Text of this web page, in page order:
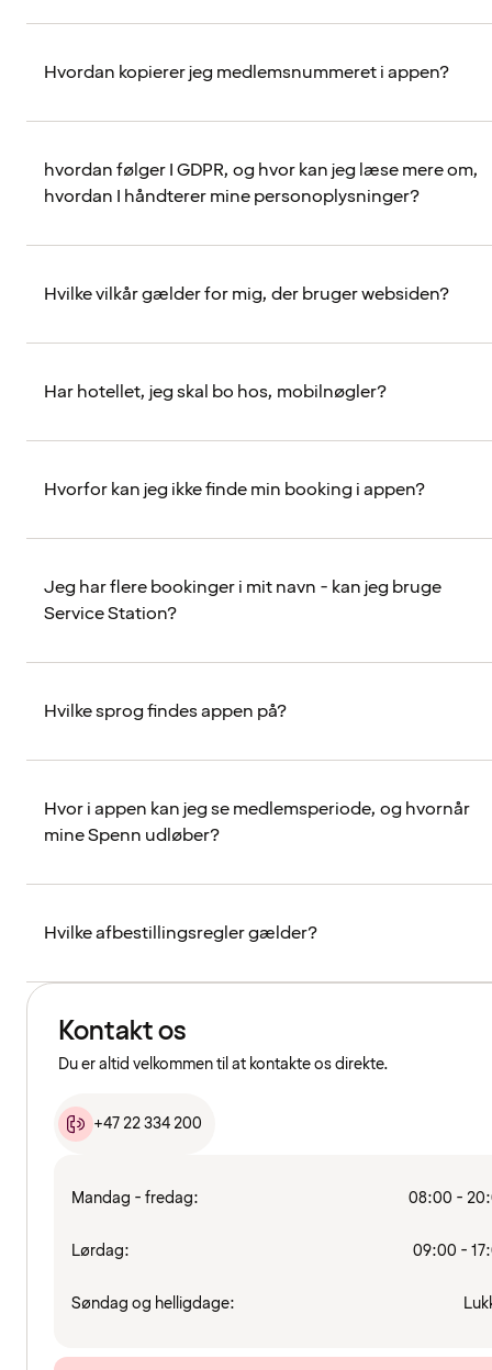
Hvordan kopierer jeg medlemsnummeret i appen?
hvordan følger I GDPR, og hvor kan jeg læse mere om,
hvordan I håndterer mine personoplysninger?
Hvilke vilkår gælder for mig, der bruger websiden?
Har hotellet, jeg skal bo hos, mobilnøgler?
Hvorfor kan jeg ikke finde min booking i appen?
Jeg har flere bookinger i mit navn - kan jeg bruge
Service Station?
Hvilke sprog findes appen på?
Hvor i appen kan jeg se medlemsperiode, og hvornår
mine Spenn udløber?
Hvilke afbestillingsregler gælder?
Kontakt os
Du er altid velkommen til at kontakte os direkte.
+47 22 334 200
Mandag - fredag: 08:00 -
Lørdag: 09:00 -
Søndag og helligdage: